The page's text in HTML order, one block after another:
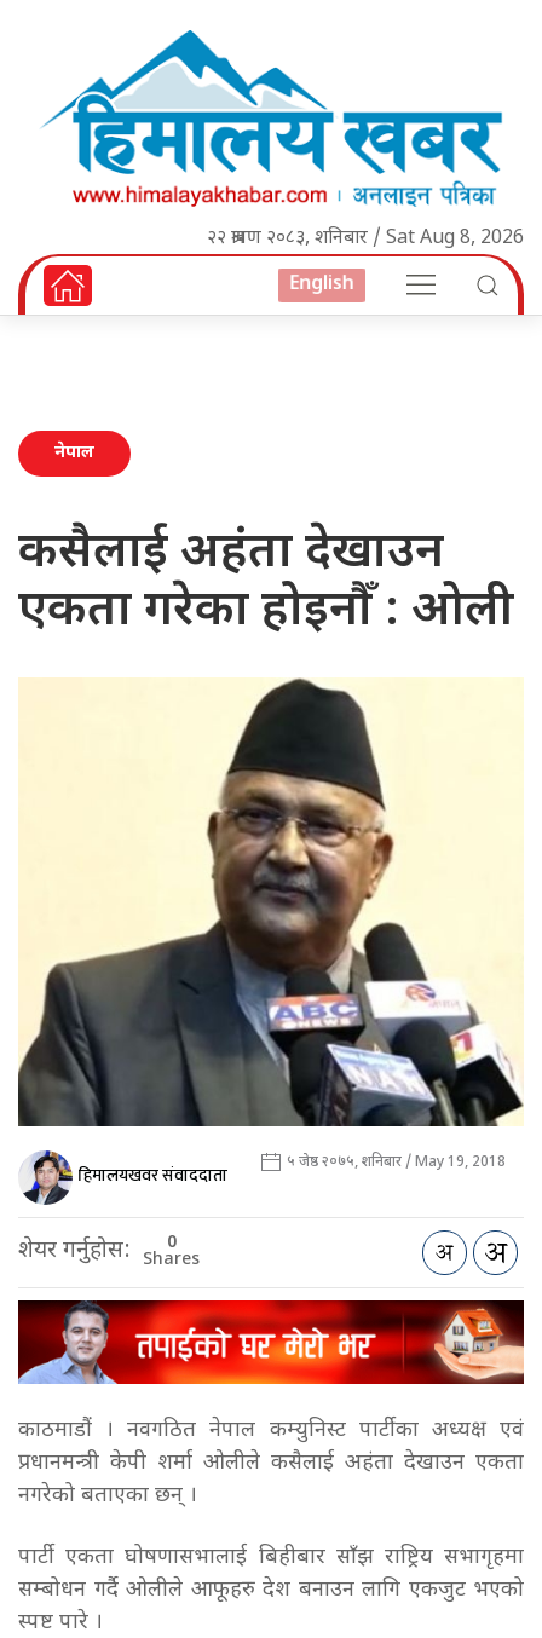
२२ श्रावण २०८३, शनिबार / Sat Aug 8, 2026
English
नेपाल
कसैलाई अहंता देखाउन
एकता गरेका होइनौँ : ओली
हिमालयखवर संवाददाता ५ जेष्ठ २०७५, शनिबार / May 19, 2018
शेयर गर्नुहोस: 0
Shares
काठमाडौं । नवगठित नेपाल कम्युनिस्ट पार्टीका अध्यक्ष एवं
प्रधानमन्त्री केपी शर्मा ओलीले कसैलाई अहंता देखाउन एकता
नगरेको बताएका छन् ।
पार्टी एकता घोषणासभालाई बिहीबार साँझ राष्ट्रिय सभागृहमा
सम्बोधन गर्दै ओलीले आफूहरु देश बनाउन लागि एकजुट भएको
स्पष्ट पारे ।